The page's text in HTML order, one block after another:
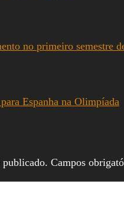
no primeiro semestre
Espanha na Olimpíada
publicado. Campos